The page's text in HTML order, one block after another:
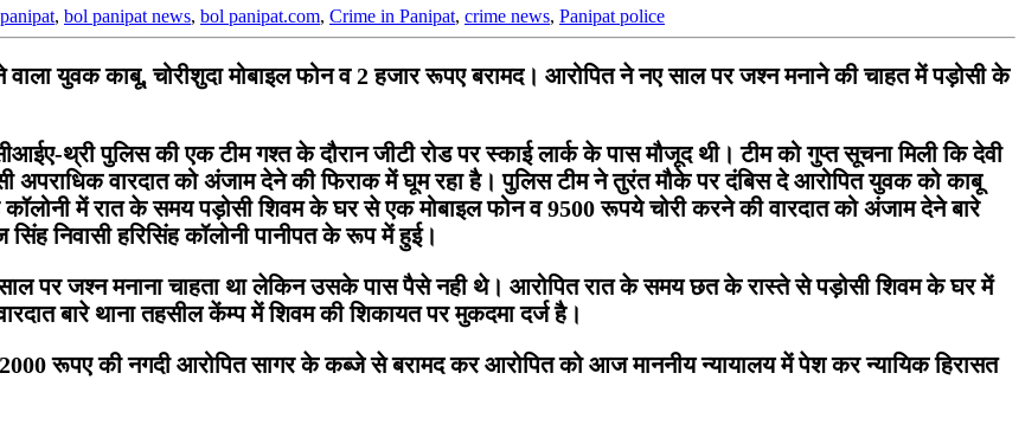
, bol panipat news, bol panipat.com, Crime in Panipat, crime news, Panipat police
युवक काबू, चोरीशुदा मोबाइल फोन व 2 हजार रूपए बरामद। आरोपित ने नए साल पर जश्न मनाने की चाहत में पड़ोसी के
थ्री पुलिस की एक टीम गश्त के दौरान जीटी रोड पर स्काई लार्क के पास मौजूद थी। टीम को गुप्त सूचना मिली कि देवी
अपराधिक वारदात को अंजाम देने की फिराक में घूम रहा है। पुलिस टीम ने तुरंत मौके पर दंबिस दे आरोपित युवक को काबू
में रात के समय पड़ोसी शिवम के घर से एक मोबाइल फोन व 9500 रूपये चोरी करने की वारदात को अंजाम देने बारे
निवासी हरिसिंह कॉलोनी पानीपत के रूप में हुई।
पर जश्न मनाना चाहता था लेकिन उसके पास पैसे नही थे। आरोपित रात के समय छत के रास्ते से पड़ोसी शिवम के घर में
बारे थाना तहसील केंम्प में शिवम की शिकायत पर मुकदमा दर्ज है।
रूपए की नगदी आरोपित सागर के कब्जे से बरामद कर आरोपित को आज माननीय न्यायालय में पेश कर न्यायिक हिरासत